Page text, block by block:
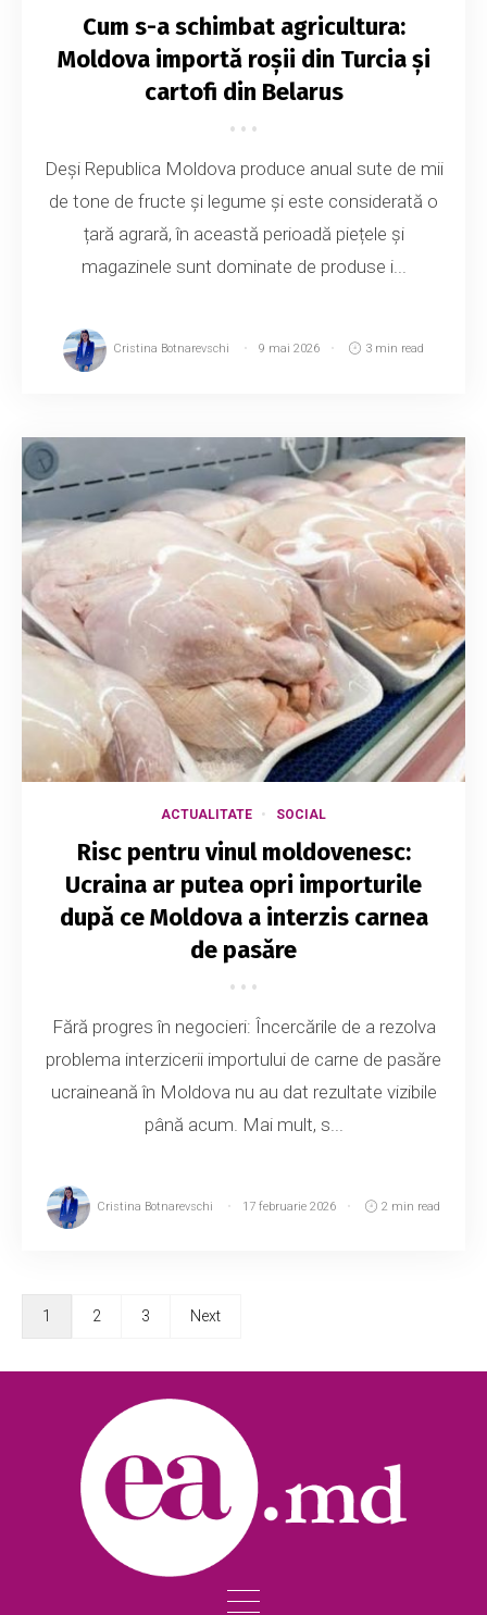
Cum s-a schimbat agricultura:
Moldova importă roșii din Turcia și
cartofi din Belarus
Deși Republica Moldova produce anual sute de mii
de tone de fructe și legume și este considerată o
țară agrară, în această perioadă piețele și
magazinele sunt dominate de produse i...
Cristina Botnarevschi 9 mai 2026 3 min read
ACTUALITATE SOCIAL
Risc pentru vinul moldovenesc:
Ucraina ar putea opri importurile
după ce Moldova a interzis carnea
de pasăre
Fără progres în negocieri: Încercările de a rezolva
problema interzicerii importului de carne de pasăre
ucraineană în Moldova nu au dat rezultate vizibile
până acum. Mai mult, s...
Cristina Botnarevschi 17 februarie 2026 2 min read
1 2 3 Next